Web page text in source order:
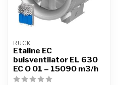
RUCK
Etaline EC
buisventilator EL 630
EC O 01 – 15090 m3/h